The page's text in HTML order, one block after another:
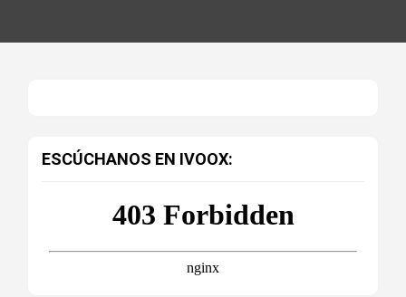
ESCÚCHANOS EN IVOOX: